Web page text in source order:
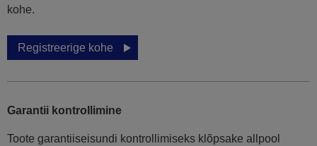
kohe.
Registreerige kohe
Garantii kontrollimine
Toote garantiiseisundi kontrollimiseks klõpsake allpool